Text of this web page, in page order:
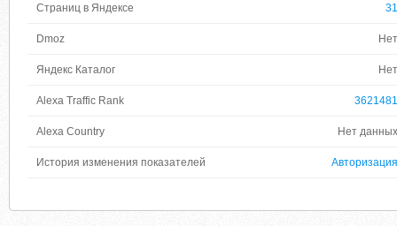
Страниц в Яндексе 31
Dmoz Нет
Яндекс Каталог Нет
Alexa Traffic Rank 3621481
Alexa Country Нет данных
История изменения показателей Авторизация